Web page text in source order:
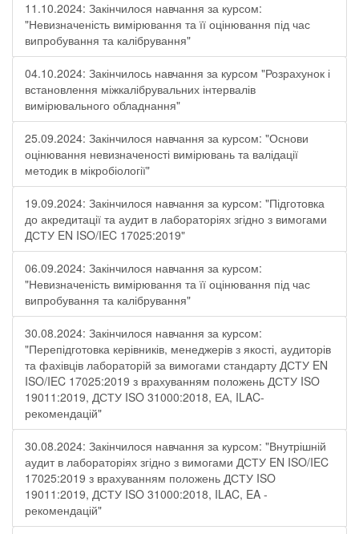
11.10.2024: Закінчилося навчання за курсом:
"Невизначеність вимірювання та її оцінювання під час
випробування та калібрування"
04.10.2024: Закінчилось навчання за курсом "Розрахунок і
встановлення міжкалібрувальних інтервалів
вимірювального обладнання"
25.09.2024: Закінчилося навчання за курсом: "Основи
оцінювання невизначеності вимірювань та валідації
методик в мікробіології"
19.09.2024: Закінчилося навчання за курсом: "Підготовка
до акредитації та аудит в лабораторіях згідно з вимогами
ДСТУ EN ISO/IEC 17025:2019"
06.09.2024: Закінчилося навчання за курсом:
"Невизначеність вимірювання та її оцінювання під час
випробування та калібрування"
30.08.2024: Закінчилося навчання за курсом:
"Перепідготовка керівників, менеджерів з якості, аудиторів
та фахівців лабораторій за вимогами стандарту ДСТУ EN
ISO/IEC 17025:2019 з врахуванням положень ДСТУ ISO
19011:2019, ДСТУ ISO 31000:2018, ЕА, ILAC-
рекомендацій"
30.08.2024: Закінчилося навчання за курсом: "Внутрішній
аудит в лабораторіях згідно з вимогами ДСТУ EN ISO/IEC
17025:2019 з врахуванням положень ДСТУ ISO
19011:2019, ДСТУ ISO 31000:2018, ILAC, EA -
рекомендацій"